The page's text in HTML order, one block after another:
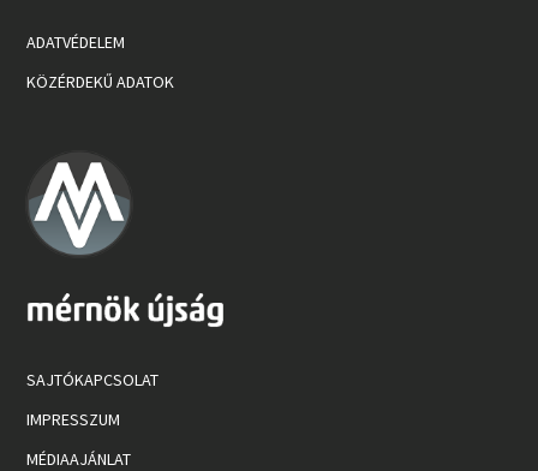
ADATVÉDELEM
KÖZÉRDEKŰ ADATOK
SAJTÓKAPCSOLAT
IMPRESSZUM
MÉDIAAJÁNLAT